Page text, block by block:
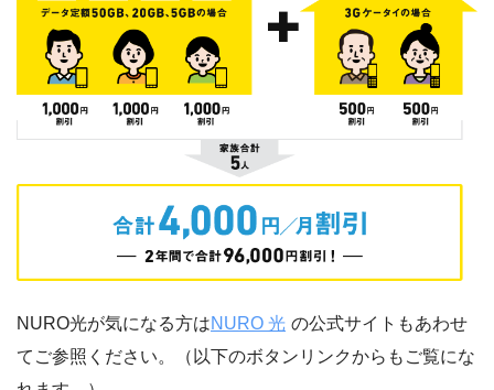
NURO光が気になる方はNURO 光 の公式サイトもあわせ
てご参照ください。（以下のボタンリンクからもご覧にな